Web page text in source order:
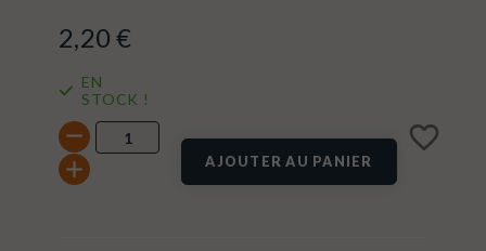
2,20 €
EN
STOCK !
AJOUTER AU PANIER
favorite_border